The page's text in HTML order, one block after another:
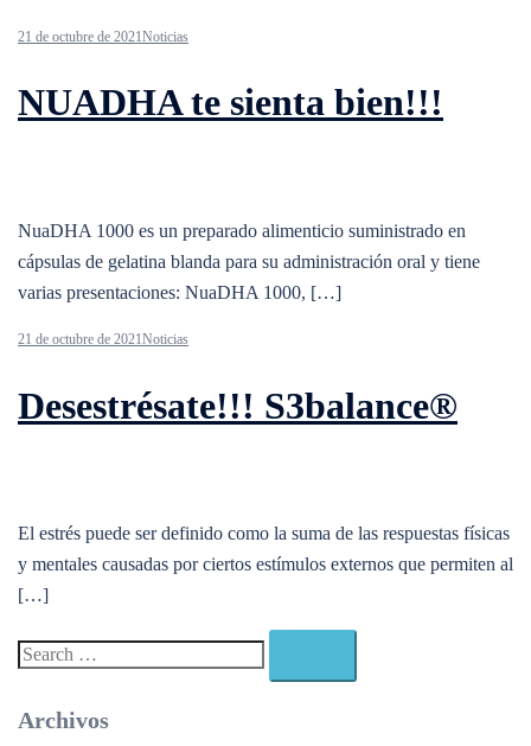
21 de octubre de 2021Noticias
NUADHA te sienta bien!!!
NuaDHA 1000 es un preparado alimenticio suministrado en
cápsulas de gelatina blanda para su administración oral y tiene
varias presentaciones: NuaDHA 1000, […]
21 de octubre de 2021Noticias
Desestrésate!!! S3balance®
El estrés puede ser definido como la suma de las respuestas físicas
y mentales causadas ​​por ciertos estímulos externos que permiten al
[…]
Search…
Archivos